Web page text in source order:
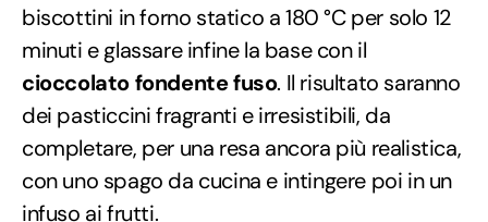
biscottini in forno statico a 180 °C per solo 12
minuti e glassare infine la base con il
cioccolato fondente fuso. Il risultato saranno
dei pasticcini fragranti e irresistibili, da
completare, per una resa ancora più realistica,
con uno spago da cucina e intingere poi in un
infuso ai frutti.